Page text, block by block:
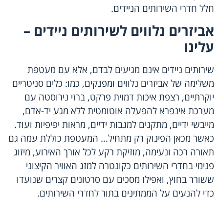
חלל חדרי השירותים הניידים.
אביזרים נלווים לשירותים ניידים –
עלינו
שירותים ניידים אינם מגיעים לבדם, אלא עם מעטפת
משלימה של אביזרים נלווים ומפנקים, כמו: כלים סניטריים
יוקרתיים, רצפת איכות דמוית פרקט, ברזי נירוסטה עם
מערכת אינפרא להפעלה אוטומטית ללא מגע יד-אדם,
מייבשי ידיים, מתקנים למגבות ידיים, מראות יפיפיות ועוד.
כאשר מכאן הפינוק רק מתחיל… המעטפת כוללת עמה גם
תאורה רכה ונעימה, מוזיקת רקע לכל אורך האירוע, מיזוג
פנימי בחדרי השירותים כקונטרה למזג האוויר הקיצוני
ששורר בחוץ, ואפילו מסכים עם סרטונים קצרים שנועדו
כדי להנעים על הממתינים בתור לחדרי השירותים.